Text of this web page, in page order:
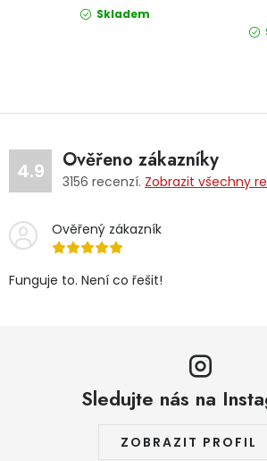
Skladem
4.9 Ověřeno zákazníky
3156 recenzí. Zobrazit všechny
Ověřený zákazník
Funguje to. Není co řešit!
Sledujte nás na
ZOBRAZIT PROFIL